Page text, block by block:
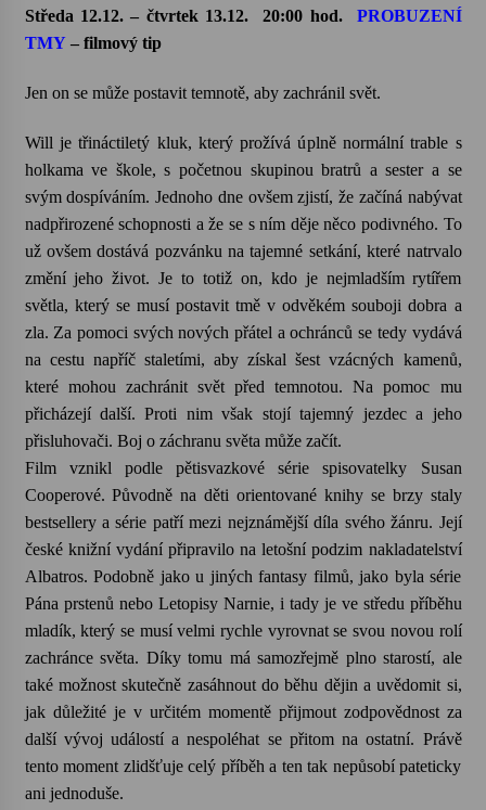
Středa 12.12. – čtvrtek 13.12. 20:00 hod. PROBUZENÍ
TMY– filmový tip
Jen on se může postavit temnotě, aby zachránil svět.
Will je třináctiletý kluk, který prožívá úplně normální trable s
holkama ve škole, s početnou skupinou bratrů a sester a se
svým dospíváním. Jednoho dne ovšem zjistí, že začíná nabývat
nadpřirozené schopnosti a že se s ním děje něco podivného. To
už ovšem dostává pozvánku na tajemné setkání, které natrvalo
změní jeho život. Je to totiž on, kdo je nejmladším rytířem
světla, který se musí postavit tmě v odvěkém souboji dobra a
zla. Za pomoci svých nových přátel a ochránců se tedy vydává
na cestu napříč staletími, aby získal šest vzácných kamenů,
které mohou zachránit svět před temnotou. Na pomoc mu
přicházejí další. Proti nim však stojí tajemný jezdec a jeho
přisluhovači. Boj o záchranu světa může začít.
Film vznikl podle pětisvazkové série spisovatelky Susan
Cooperové. Původně na děti orientované knihy se brzy staly
bestsellery a série patří mezi nejznámější díla svého žánru. Její
české knižní vydání připravilo na letošní podzim nakladatelství
Albatros. Podobně jako u jiných fantasy filmů, jako byla série
Pána prstenů nebo Letopisy Narnie, i tady je ve středu příběhu
mladík, který se musí velmi rychle vyrovnat se svou novou rolí
zachránce světa. Díky tomu má samozřejmě plno starostí, ale
také možnost skutečně zasáhnout do běhu dějin a uvědomit si,
jak důležité je v určitém momentě přijmout zodpovědnost za
další vývoj událostí a nespoléhat se přitom na ostatní. Právě
tento moment zlidšťuje celý příběh a ten tak nepůsobí pateticky
ani jednoduše.